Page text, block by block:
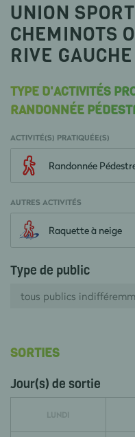
UNION
CHEMINOTS
RIVE GAUCHE
TYPE D'ACTIVITÉS
RANDONNÉE
ACTIVITÉ(S) PRATIQUÉE(S)
Randonnée
AUTRES ACTIVITÉS
Raquette à neige
Type de public
tous publics
SORTIES
Jour(s) de sortie
LUNDI